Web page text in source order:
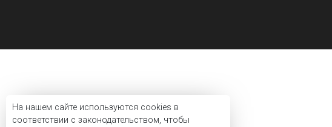
На нашем сайте используются cookies в
соответствии с законодательством, чтобы